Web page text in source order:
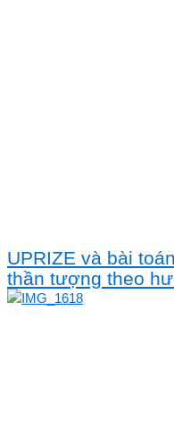
UPRIZE và bài
thần tượng theo